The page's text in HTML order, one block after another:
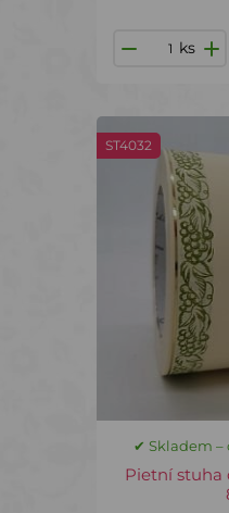
ks
ST4032
✔ Skladem –
Pietní stuha